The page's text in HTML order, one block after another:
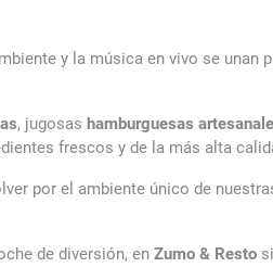
y la música en vivo se unan
, jugosas hamburguesas
frescos y de la más alta
por el ambiente único de
de diversión, en Zumo & Resto